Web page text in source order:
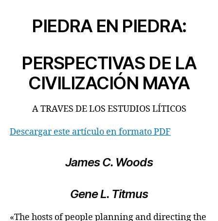
PIEDRA EN PIEDRA:
PERSPECTIVAS DE LA
CIVILIZACIÓN MAYA
A TRAVES DE LOS ESTUDIOS LÍTICOS
Descargar este artículo en formato PDF
James C. Woods
Gene L. Titmus
«The hosts of people planning and directing the